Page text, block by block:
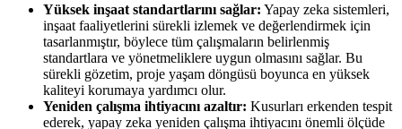
Yüksek inşaat standartlarını sağlar: Yapay zeka sistemleri,
inşaat faaliyetlerini sürekli izlemek ve değerlendirmek için
tasarlanmıştır, böylece tüm çalışmaların belirlenmiş
standartlara ve yönetmeliklere uygun olmasını sağlar. Bu
sürekli gözetim, proje yaşam döngüsü boyunca en yüksek
kaliteyi korumaya yardımcı olur.
Yeniden çalışma ihtiyacını azaltır: Kusurları erkenden tespit
ederek, yapay zeka yeniden çalışma ihtiyacını önemli ölçüde